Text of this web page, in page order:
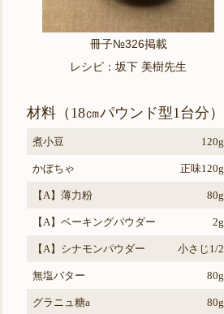
冊子№326掲載
レシピ：坂下 美樹先生
材料（18㎝パウンド型1台分）
煮小豆 120g
かぼちゃ 正味120g
【A】薄力粉 80g
【A】ベーキングパウダー 2g
【A】シナモンパウダー 小さじ1/2
無塩バター 80g
グラニュ糖a 80g